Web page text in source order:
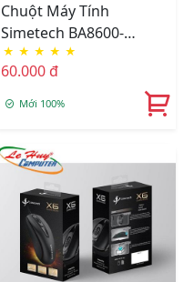
Chuột Máy Tính
Simetech BA8600-
Wireless
★ ★ ★ ★ ★
60.000 đ
Mới 100%